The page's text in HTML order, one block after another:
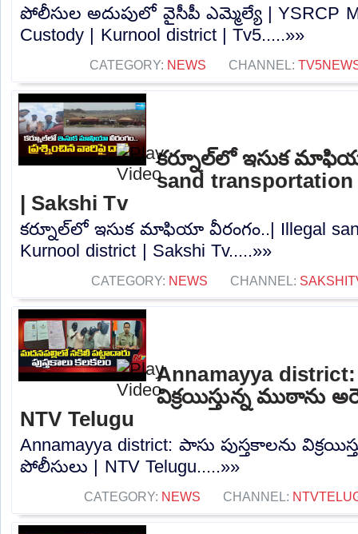
పోలీసుల అదుపులో వైసీపీ ఎమ్మెల్యే | YSRCP
Custody | Kurnool district | Tv5.....»»
CATEGORY: NEWS CHANNEL:
కర్నూల్‌లో ఇసుక మాఫియా
sand
| Sakshi Tv
కర్నూల్‌లో ఇసుక మాఫియా వీరంగం..| Illegal
Kurnool district | Sakshi Tv.....»»
CATEGORY: NEWS CHANNEL:
Annamayya district:
విక్రయిస్తున్న ముఠాను
NTV Telugu
Annamayya district: పాసు పుస్తకాలను
పోలీసులు | NTV Telugu.....»»
CATEGORY: NEWS CHANNEL: